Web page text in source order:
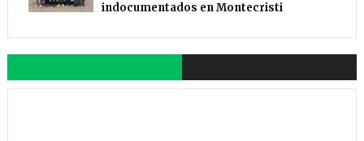
indocumentados en Montecristi